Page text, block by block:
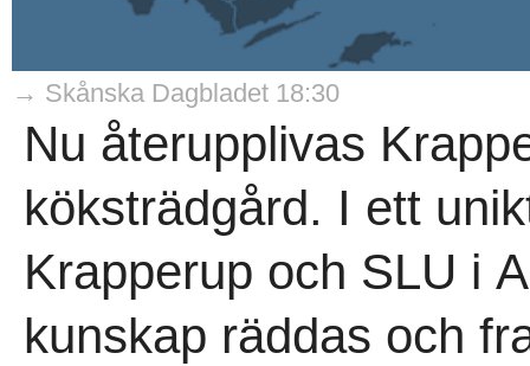
→ Skånska Dagbladet 18:30
Nu återupplivas
köksträdgård. I ett
Krapperup och SLU i
kunskap räddas och